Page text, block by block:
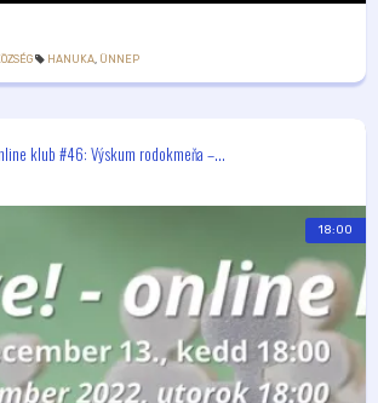
HANUKA ÜNNEP
klub #46: Výskum rodokmeňa –...
18:00